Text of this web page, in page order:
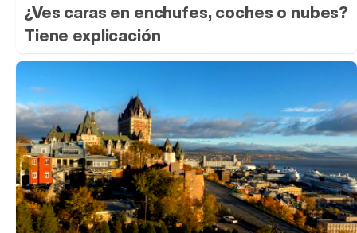
¿Ves caras en enchufes, coches o nubes?
Tiene explicación